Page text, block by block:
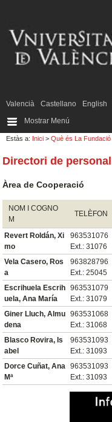
Valencià Castellano English
Mostrar Menú
Estàs a: Inici > Què és La Fundació
Directori de personal
Àrea de Cooperació
NOM I COGNO
M
TELÈFON
Revert Roldán, Xi
mo
963531076
Ext.: 31076
Vela Casero, Ros
a
963828796
Ext.: 25045
Escrihuela Escrih
uela, Ana María
963531079
Ext.: 31079
Giner Lluch, Almu
dena
963531068
Ext.: 31068
Blasco Rovira, Is
abel
963531093
Ext.: 31093
Dorce Cuñat, Ana
Mª
963531093
Ext.: 31093